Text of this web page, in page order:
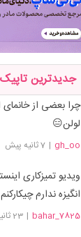
جدیدترین تاپیک های 2
چرا بعضی از خانمای
لولن😑
gh_oo
| 7 ثانیه پیش
ویدیو تمیزکاری
انگیزه ندارم چیکارکنم
bahar_7825
| 23 ثانیه پیش